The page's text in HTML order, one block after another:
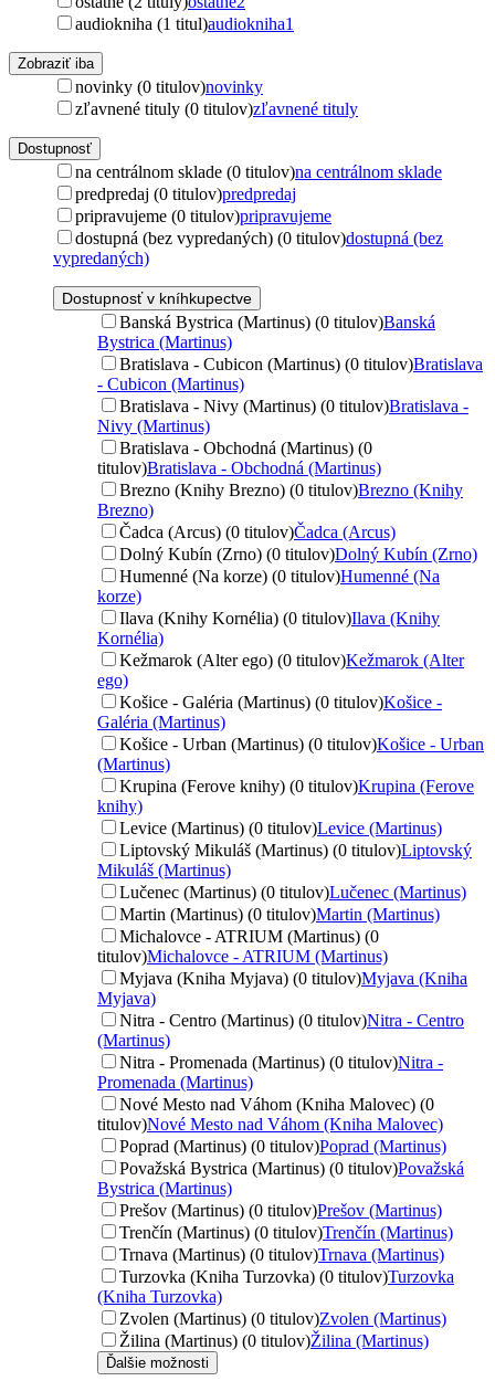
audiokniha (1 titul)audiokniha1
Zobraziť iba
novinky (0 titulov)novinky
zľavnené tituly (0 titulov)zľavnené tituly
Dostupnosť
na centrálnom sklade (0 titulov)na centrálnom sklade
predpredaj (0 titulov)predpredaj
pripravujeme (0 titulov)pripravujeme
dostupná (bez vypredaných) (0 titulov)dostupná (bez
vypredaných)
Dostupnosť v kníhkupectve
Banská Bystrica (Martinus) (0 titulov)Banská
Bystrica (Martinus)
Bratislava - Cubicon (Martinus) (0 titulov)Bratislava
- Cubicon (Martinus)
Bratislava - Nivy (Martinus) (0 titulov)Bratislava -
Nivy (Martinus)
Bratislava - Obchodná (Martinus) (0
titulov)Bratislava - Obchodná (Martinus)
Brezno (Knihy Brezno) (0 titulov)Brezno (Knihy
Brezno)
Čadca (Arcus) (0 titulov)Čadca (Arcus)
Dolný Kubín (Zrno) (0 titulov)Dolný Kubín (Zrno)
Humenné (Na korze) (0 titulov)Humenné (Na
korze)
Ilava (Knihy Kornélia) (0 titulov)Ilava (Knihy
Kornélia)
Kežmarok (Alter ego) (0 titulov)Kežmarok (Alter
ego)
Košice - Galéria (Martinus) (0 titulov)Košice -
Galéria (Martinus)
Košice - Urban (Martinus) (0 titulov)Košice - Urban
(Martinus)
Krupina (Ferove knihy) (0 titulov)Krupina (Ferove
knihy)
Levice (Martinus) (0 titulov)Levice (Martinus)
Liptovský Mikuláš (Martinus) (0 titulov)Liptovský
Mikuláš (Martinus)
Lučenec (Martinus) (0 titulov)Lučenec (Martinus)
Martin (Martinus) (0 titulov)Martin (Martinus)
Michalovce - ATRIUM (Martinus) (0
titulov)Michalovce - ATRIUM (Martinus)
Myjava (Kniha Myjava) (0 titulov)Myjava (Kniha
Myjava)
Nitra - Centro (Martinus) (0 titulov)Nitra - Centro
(Martinus)
Nitra - Promenada (Martinus) (0 titulov)Nitra -
Promenada (Martinus)
Nové Mesto nad Váhom (Kniha Malovec) (0
titulov)Nové Mesto nad Váhom (Kniha Malovec)
Poprad (Martinus) (0 titulov)Poprad (Martinus)
Považská Bystrica (Martinus) (0 titulov)Považská
Bystrica (Martinus)
Prešov (Martinus) (0 titulov)Prešov (Martinus)
Trenčín (Martinus) (0 titulov)Trenčín (Martinus)
Trnava (Martinus) (0 titulov)Trnava (Martinus)
Turzovka (Kniha Turzovka) (0 titulov)Turzovka
(Kniha Turzovka)
Zvolen (Martinus) (0 titulov)Zvolen (Martinus)
Žilina (Martinus) (0 titulov)Žilina (Martinus)
Ďalšie možnosti